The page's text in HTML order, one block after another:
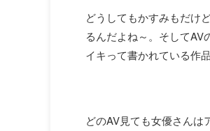
どうしてもかすみもだけ
るんだよね～。そして
イキって書かれている作
どのAV見ても女優さん